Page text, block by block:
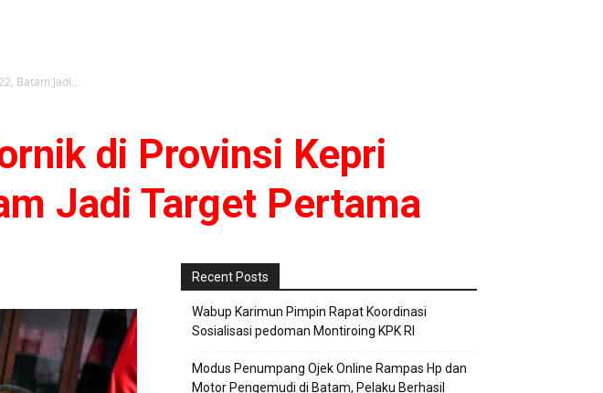
Batam Jadi...
di Provinsi Kepri
Jadi Target Pertama
Recent Posts
Wabup Karimun Pimpin Rapat Koordinasi
Sosialisasi pedoman Montiroing KPK RI
Modus Penumpang Ojek Online Rampas Hp dan
Motor Pengemudi di Batam, Pelaku Berhasil